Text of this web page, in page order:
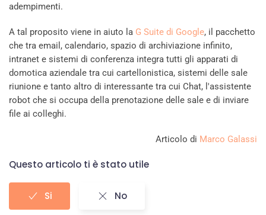
adempimenti.
A tal proposito viene in aiuto la G Suite di Google, il pacchetto
che tra email, calendario, spazio di archiviazione infinito,
intranet e sistemi di conferenza integra tutti gli apparati di
domotica aziendale tra cui cartellonistica, sistemi delle sale
riunione e tanto altro di interessante tra cui Chat, l'assistente
robot che si occupa della prenotazione delle sale e di inviare
file ai colleghi.
Articolo di Marco Galassi
Questo articolo ti è stato utile
Si No